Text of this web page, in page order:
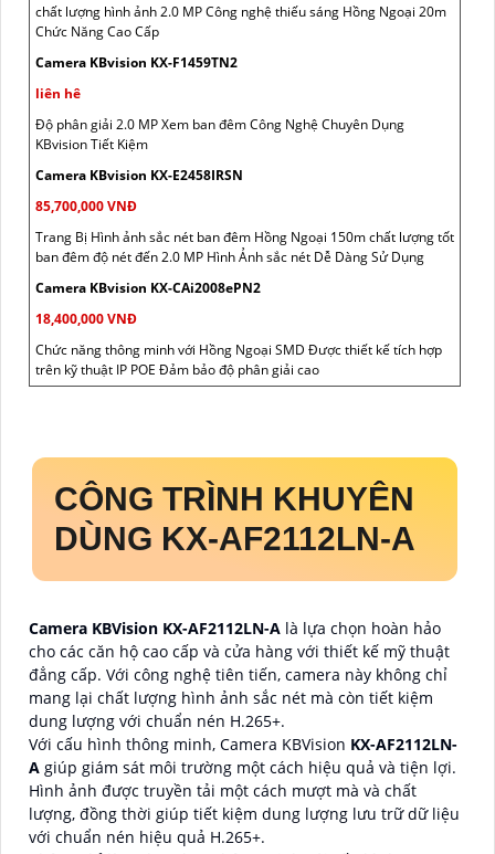
chất lượng hình ảnh 2.0 MP Công nghệ thiếu sáng Hồng Ngoại 20m
Chức Năng Cao Cấp
Camera KBvision KX-F1459TN2
liên hê
Độ phân giải 2.0 MP Xem ban đêm Công Nghệ Chuyên Dụng
KBvision Tiết Kiệm
Camera KBvision KX-E2458IRSN
85,700,000 VNĐ
Trang Bị Hình ảnh sắc nét ban đêm Hồng Ngoại 150m chất lượng tốt
ban đêm độ nét đến 2.0 MP Hình Ảnh sắc nét Dễ Dàng Sử Dụng
Camera KBvision KX-CAi2008ePN2
18,400,000 VNĐ
Chức năng thông minh với Hồng Ngoại SMD Được thiết kế tích hợp
trên kỹ thuật IP POE Đảm bảo độ phân giải cao
CÔNG TRÌNH KHUYÊN
DÙNG KX-AF2112LN-A
Camera KBVision KX-AF2112LN-A là lựa chọn hoàn hảo
cho các căn hộ cao cấp và cửa hàng với thiết kế mỹ thuật
đẳng cấp. Với công nghệ tiên tiến, camera này không chỉ
mang lại chất lượng hình ảnh sắc nét mà còn tiết kiệm
dung lượng với chuẩn nén H.265+.
Với cấu hình thông minh, Camera KBVision KX-AF2112LN-
A giúp giám sát môi trường một cách hiệu quả và tiện lợi.
Hình ảnh được truyền tải một cách mượt mà và chất
lượng, đồng thời giúp tiết kiệm dung lượng lưu trữ dữ liệu
với chuẩn nén hiệu quả H.265+.